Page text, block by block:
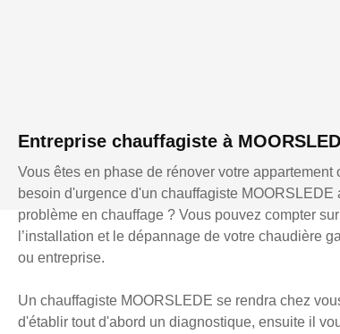
Entreprise chauffagiste à
Vous êtes en phase de rénover votre appartement
besoin d'urgence d'un chauffagiste MOORSLEDE
problème en chauffage ? Vous pouvez compter
l’installation et le dépannage de votre chaudière
ou entreprise.
Un chauffagiste MOORSLEDE se rendra chez
d'établir tout d'abord un diagnostique, ensuite il